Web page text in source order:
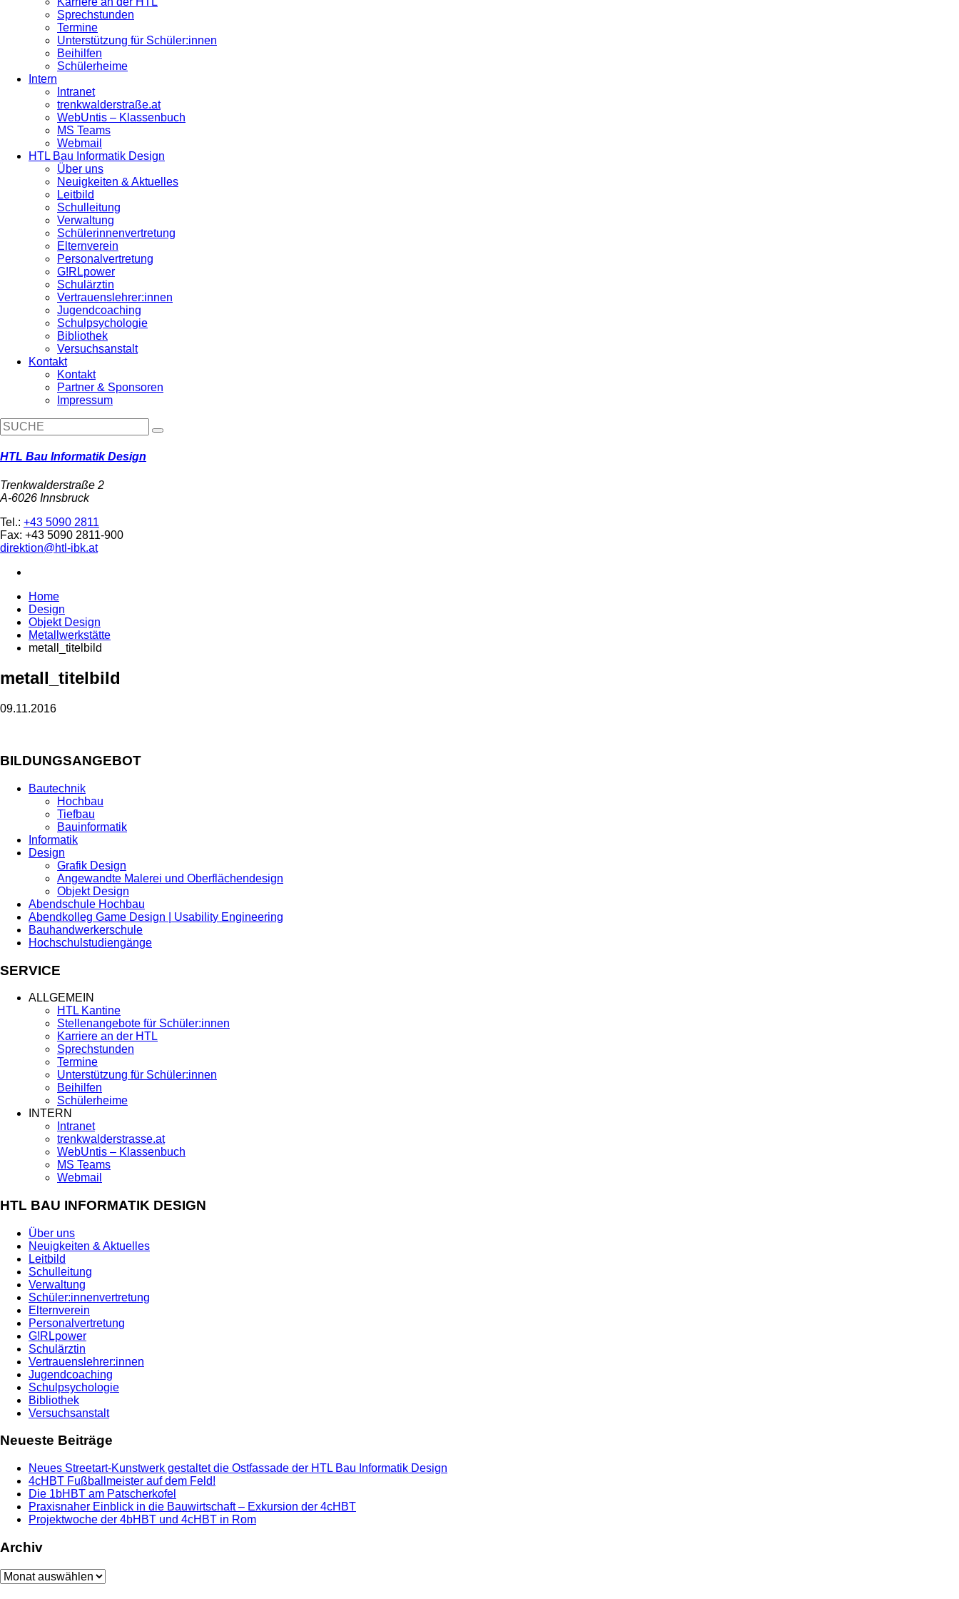
Sprechstunden
Termine
Unterstützung für Schüler:innen
Beihilfen
Schülerheime
Intern
Intranet
trenkwalderstraße.at
WebUntis – Klassenbuch
MS Teams
Webmail
HTL Bau Informatik Design
Über uns
Neuigkeiten & Aktuelles
Leitbild
Schulleitung
Verwaltung
Schülerinnenvertretung
Elternverein
Personalvertretung
G!RLpower
Schulärztin
Vertrauenslehrer:innen
Jugendcoaching
Schulpsychologie
Bibliothek
Versuchsanstalt
Kontakt
Kontakt
Partner & Sponsoren
Impressum
HTL Bau Informatik Design
Trenkwalderstraße 2
A-6026 Innsbruck
Tel.: +43 5090 2811
Fax: +43 5090 2811-900
direktion@htl-ibk.at
Home
Design
Objekt Design
Metallwerkstätte
metall_titelbild
metall_titelbild
09.11.2016
BILDUNGSANGEBOT
Bautechnik
Hochbau
Tiefbau
Bauinformatik
Informatik
Design
Grafik Design
Angewandte Malerei und Oberflächendesign
Objekt Design
Abendschule Hochbau
Abendkolleg Game Design | Usability Engineering
Bauhandwerkerschule
Hochschulstudiengänge
SERVICE
ALLGEMEIN
HTL Kantine
Stellenangebote für Schüler:innen
Karriere an der HTL
Sprechstunden
Termine
Unterstützung für Schüler:innen
Beihilfen
Schülerheime
INTERN
Intranet
trenkwalderstrasse.at
WebUntis – Klassenbuch
MS Teams
Webmail
HTL BAU INFORMATIK DESIGN
Über uns
Neuigkeiten & Aktuelles
Leitbild
Schulleitung
Verwaltung
Schüler:innenvertretung
Elternverein
Personalvertretung
G!RLpower
Schulärztin
Vertrauenslehrer:innen
Jugendcoaching
Schulpsychologie
Bibliothek
Versuchsanstalt
Neueste Beiträge
Neues Streetart-Kunstwerk gestaltet die Ostfassade der HTL Bau Informatik Design
4cHBT Fußballmeister auf dem Feld!
Die 1bHBT am Patscherkofel
Praxisnaher Einblick in die Bauwirtschaft – Exkursion der 4cHBT
Projektwoche der 4bHBT und 4cHBT in Rom
Archiv
Archiv